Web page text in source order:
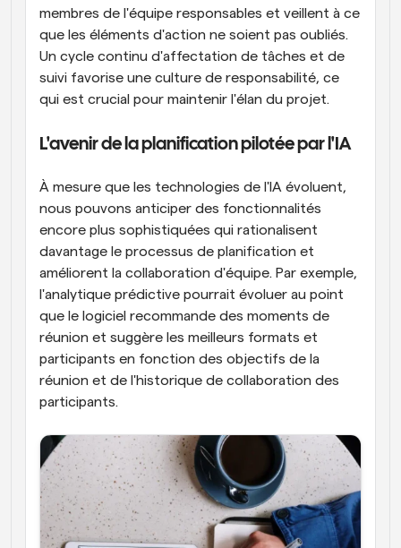
membres de l'équipe responsables et veillent à ce
que les éléments d'action ne soient pas oubliés.
Un cycle continu d'affectation de tâches et de
suivi favorise une culture de responsabilité, ce
qui est crucial pour maintenir l'élan du projet.
L'avenir de la planification pilotée par l'IA
À mesure que les technologies de l'IA évoluent,
nous pouvons anticiper des fonctionnalités
encore plus sophistiquées qui rationalisent
davantage le processus de planification et
améliorent la collaboration d'équipe. Par exemple,
l'analytique prédictive pourrait évoluer au point
que le logiciel recommande des moments de
réunion et suggère les meilleurs formats et
participants en fonction des objectifs de la
réunion et de l'historique de collaboration des
participants.